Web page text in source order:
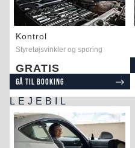
Kontrol
Styretøjsvinkler og sporing
GRATIS
Gå til booking
LEJEBIL